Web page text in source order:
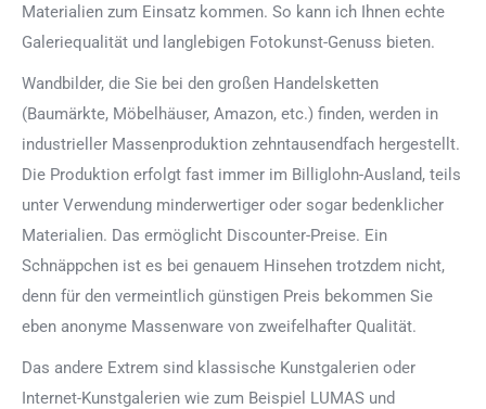
Materialien zum Einsatz kommen. So kann ich Ihnen echte
Galeriequalität und langlebigen Fotokunst-Genuss bieten.
Wandbilder, die Sie bei den großen Handelsketten
(Baumärkte, Möbelhäuser, Amazon, etc.) finden, werden in
industrieller Massenproduktion zehntausendfach hergestellt.
Die Produktion erfolgt fast immer im Billiglohn-Ausland, teils
unter Verwendung minderwertiger oder sogar bedenklicher
Materialien. Das ermöglicht Discounter-Preise. Ein
Schnäppchen ist es bei genauem Hinsehen trotzdem nicht,
denn für den vermeintlich günstigen Preis bekommen Sie
eben anonyme Massenware von zweifelhafter Qualität.
Das andere Extrem sind klassische Kunstgalerien oder
Internet-Kunstgalerien wie zum Beispiel LUMAS und